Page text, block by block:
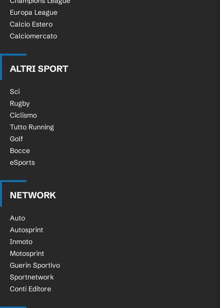
Europa League
Calcio Estero
Calciomercato
ALTRI SPORT
Sci
Rugby
Ciclismo
Tutto Running
Golf
Bocce
eSports
NETWORK
Auto
Autosprint
Inmoto
Motosprint
Guerin Sportivo
Sportnetwork
Conti Editore